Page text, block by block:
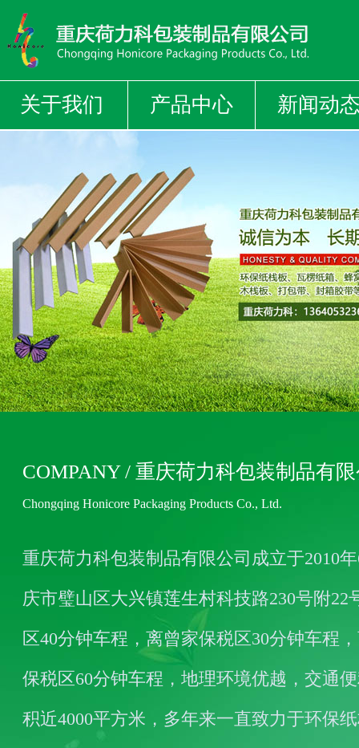
关于我们 产品中心 新闻动
COMPANY / 重庆荷力科包装制品有
Chongqing Honicore Packaging Products Co., Ltd.
重庆荷力科包装制品有限公司成立于2010
庆市璧山区大兴镇莲生村科技路230号附22
区40分钟车程，离曾家保税区30分钟车程
保税区60分钟车程，地理环境优越，交通
积近4000平方米，多年来一直致力于环保